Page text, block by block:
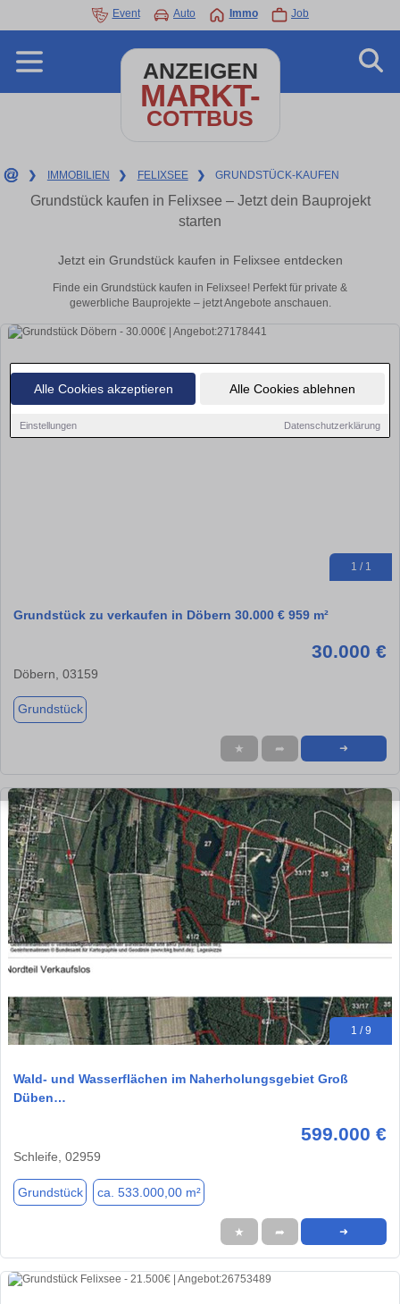
Alle Cookies akzeptieren Alle Cookies ablehnen
Einstellungen Datenschutzerklärung
Event Auto Immo Job
ANZEIGEN
MARKT-
COTTBUS
❯ IMMOBILIEN ❯ FELIXSEE ❯ GRUNDSTÜCK-KAUFEN
Grundstück kaufen in Felixsee – Jetzt dein Bauprojekt
starten
Jetzt ein Grundstück kaufen in Felixsee entdecken
Finde ein Grundstück kaufen in Felixsee! Perfekt für private &
gewerbliche Bauprojekte – jetzt Angebote anschauen.
1 / 1
Grundstück zu verkaufen in Döbern 30.000 € 959 m²
30.000 €
Döbern, 03159
Grundstück
★ ➦ ➜
1 / 9
Wald- und Wasserflächen im Naherholungsgebiet Groß
Düben…
599.000 €
Schleife, 02959
Grundstück ca. 533.000,00 m²
★ ➦ ➜